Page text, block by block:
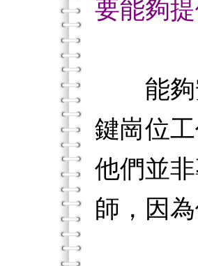
要能夠
能夠安
鍵崗位
他們並
師，因